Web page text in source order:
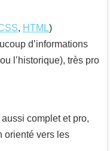
, HTML)
d’informations
l’historique), très pro
complet et pro,
orienté vers les